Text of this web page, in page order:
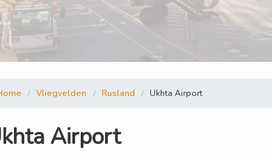
Vliegvelden Rusland Ukhta Airport
Airport